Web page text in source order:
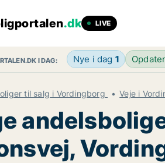
.dk LIVE
I DAG: Nye i dag 1
til salg i Vordingborg Veje i